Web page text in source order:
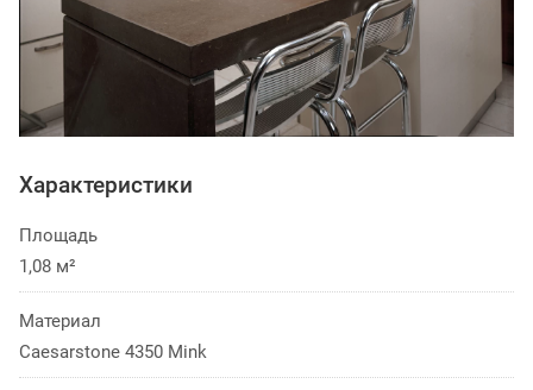
Характеристики
Площадь
1,08 м²
Материал
Caesarstone 4350 Mink